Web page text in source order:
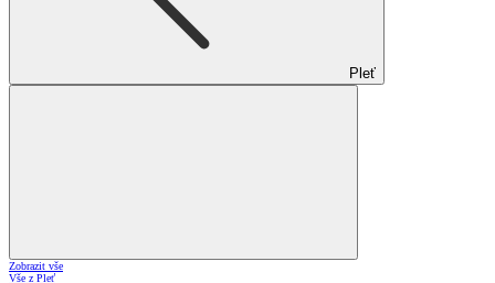
Pleť
Zobrazit vše
Vše z Pleť